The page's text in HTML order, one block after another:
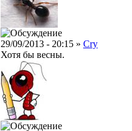
29/09/2013 - 20:15 » Cry
Хотя бы весны.